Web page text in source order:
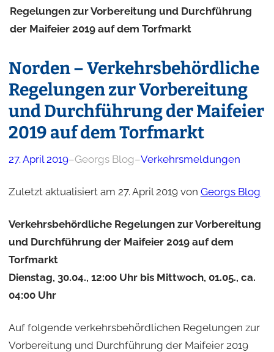
Regelungen zur Vorbereitung und Durchführung
der Maifeier 2019 auf dem Torfmarkt
Norden – Verkehrsbehördliche
Regelungen zur Vorbereitung
und Durchführung der Maifeier
2019 auf dem Torfmarkt
27. April 2019–Georgs Blog–Verkehrsmeldungen
Zuletzt aktualisiert am 27. April 2019 von Georgs Blog
Verkehrsbehördliche Regelungen zur Vorbereitung
und Durchführung der Maifeier 2019 auf dem
Torfmarkt
Dienstag, 30.04., 12:00 Uhr bis Mittwoch, 01.05., ca.
04:00 Uhr
Auf folgende verkehrsbehördlichen Regelungen zur
Vorbereitung und Durchführung der Maifeier 2019